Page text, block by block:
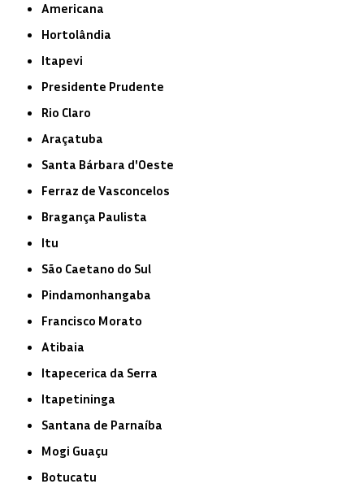
Americana
Hortolândia
Itapevi
Presidente Prudente
Rio Claro
Araçatuba
Santa Bárbara d'Oeste
Ferraz de Vasconcelos
Bragança Paulista
Itu
São Caetano do Sul
Pindamonhangaba
Francisco Morato
Atibaia
Itapecerica da Serra
Itapetininga
Santana de Parnaíba
Mogi Guaçu
Botucatu